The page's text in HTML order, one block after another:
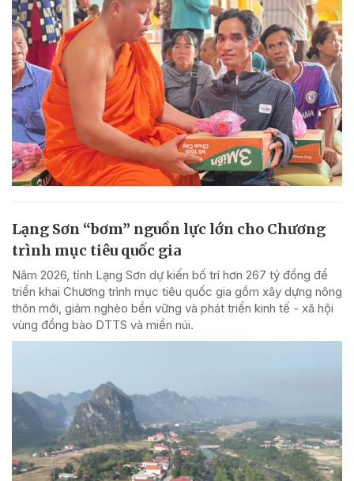
Lạng Sơn “bơm” nguồn lực lớn cho Chương
trình mục tiêu quốc gia
Năm 2026, tỉnh Lạng Sơn dự kiến bố trí hơn 267 tỷ đồng để
triển khai Chương trình mục tiêu quốc gia gồm xây dựng nông
thôn mới, giảm nghèo bền vững và phát triển kinh tế - xã hội
vùng đồng bào DTTS và miền núi.